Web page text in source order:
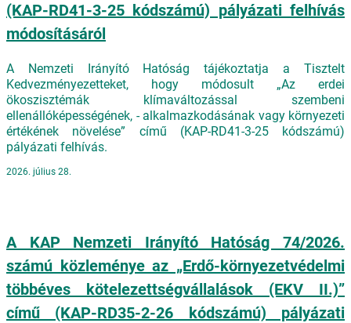
(KAP-RD41-3-25 kódszámú) pályázati felhívás
módosításáról
A Nemzeti Irányító Hatóság tájékoztatja a Tisztelt
Kedvezményezetteket, hogy módosult „Az erdei
ökoszisztémák klímaváltozással szembeni
ellenállóképességének, - alkalmazkodásának vagy környezeti
értékének növelése” című (KAP-RD41-3-25 kódszámú)
pályázati felhívás.
2026. július 28.
A KAP Nemzeti Irányító Hatóság 74/2026.
számú közleménye az „Erdő-környezetvédelmi
többéves kötelezettségvállalások (EKV II.)”
című (KAP-RD35-2-26 kódszámú) pályázati